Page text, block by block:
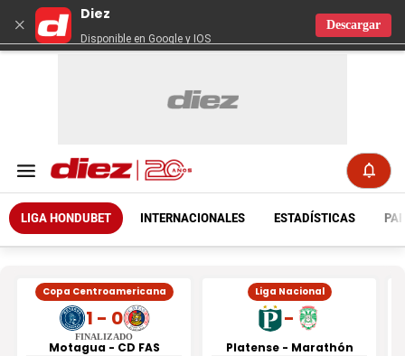
×
Diez
Disponible en Google y IOS
Descargar
LIGA HONDUBET INTERNACIONALES ESTADÍSTICAS
Copa Centroamericana
1 - 0
FINALIZADO
Motagua - CD FAS
Liga Nacional
-
Platense - Marathón